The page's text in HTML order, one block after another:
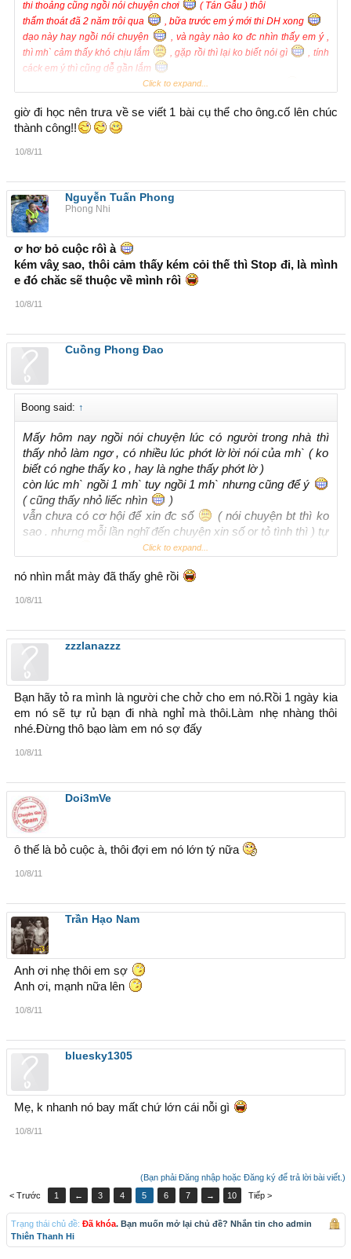
thi thoảng cũng ngồi nói chuyện chơi
( Tán Gẫu ) thôi
thấm thoát đã 2 năm trôi qua
, bữa trước em ý mới thi DH xong
dạo này hay ngồi nói chuyện
, và ngày nào ko đc nhìn thấy em ý ,
thì mh` cảm thấy khó chịu lắm
, gặp rồi thì lại ko biết nói gì
, tính
cáck em ý thì cũng dễ gần lắm
có nhiều lúc muốn xin số ĐT ( nhưng sợ ko cho + làm wê mh`
cô , ) mh` nói dạm . em làm ni cô thì có người khổ lắm đó
( ko biết
em ý hiểu ko )
và bây h chẳng biết ngỏ lời sao nữa , SDT cũng còn chưa có + cũng
mh` nghĩ mh` có cảm tình với em ý rồi
, mà h` ko biết nói sao nữa
Gái già thì dễ , còn đây là girl mới lớn + gia đình gia dáo lắm , bây h` ko
biết phải tính sao nữa , nên hay ko nên
ai ghé qua đọc thì cho lời khuyên chân thành cái nhé
Click to expand...
giờ đi học nên trưa về se viết 1 bài cụ thể cho ông.cố lên chúc
thành công!!
10/8/11
Nguyễn Tuấn Phong
Phong Nhi
ơ hơ bỏ cuộc rôì à
kém vâỵ sao, thôi cảm thấy kém cỏi thế thì Stop đi, là mình
e đó chăc sẽ thuộc về mình rôì
10/8/11
Cuồng Phong Đao
Boong said: ↑
Mấy hôm nay ngồi nói chuyện lúc có người trong nhà thì
thấy nhỏ làm ngơ , có nhiều lúc phớt lờ lời nói của mh` ( ko
biết có nghe thấy ko , hay là nghe thấy phớt lờ )
còn lúc mh` ngồi 1 mh` tuy ngồi 1 mh` nhưng cũng để ý
( cũng thấy nhỏ liếc nhìn
)
vẫn chưa có cơ hội để xin đc số
( nói chuyện bt thì ko
sao . nhưng mỗi lần nghĩ đến chuyện xin số or tỏ tình thì ) tự
h` đi tấn công , mới hiểu ( khổ kinh )
Click to expand...
nó nhìn mắt mày đã thấy ghê rồi
10/8/11
zzzlanazzz
Bạn hãy tỏ ra mình là người che chở cho em nó.Rồi 1 ngày kia
em nó sẽ tự rủ bạn đi nhà nghỉ mà thôi.Làm nhẹ nhàng thôi
nhé.Đừng thô bạo làm em nó sợ đấy
10/8/11
Doi3mVe
ô thế là bỏ cuộc à, thôi đợi em nó lớn tý nữa
10/8/11
Trần Hạo Nam
Anh ơi nhẹ thôi em sợ
Anh ơi, mạnh nữa lên
10/8/11
bluesky1305
Mẹ, k nhanh nó bay mất chứ lớn cái nỗi gì
10/8/11
(Bạn phải Đăng nhập hoặc Đăng ký để trả lời bài viết.)
< Trước
1 ← 3 4 5 6 7 → 10 Tiếp >
Trạng thái chủ đề: Đã khóa. Bạn muốn mở lại chủ đề? Nhắn tin cho admin
Thiên Thanh Hi